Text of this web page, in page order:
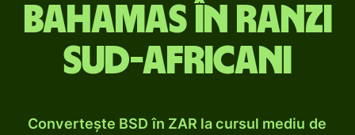
Bahamas în ranzi
sud-africani
Convertește BSD în ZAR la cursul mediu de